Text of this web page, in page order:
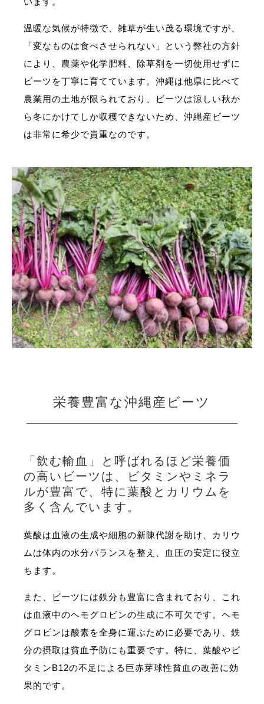
温暖な気候が特徴で、雑草が生い茂る環境ですが、
「変なものは食べさせられない」という弊社の方針
により、農薬や化学肥料、除草剤を一切使用せずに
ビーツを丁寧に育てています。 沖縄は他県に比べて
農業用の土地が限られており、ビーツは涼しい秋か
ら冬にかけてしか収穫できないため、沖縄産ビーツ
は非常に希少で貴重なのです。
栄養豊富な沖縄産ビーツ
「飲む輸血」と呼ばれるほど栄養価
の高いビーツは、ビタミンやミネラ
ルが豊富で、特に葉酸とカリウムを
多く含んでいます。
葉酸は血液の生成や細胞の新陳代謝を助け、カリウ
ムは体内の水分バランスを整え、血圧の安定に役立
ちます。
また、ビーツには鉄分も豊富に含まれており、これ
は血液中のヘモグロビンの生成に不可欠です。ヘモ
グロビンは酸素を全身に運ぶために必要であり、鉄
分の摂取は貧血予防にも重要です。特に、葉酸やビ
タミンB12の不足による巨赤芽球性貧血の改善に効
果的です。